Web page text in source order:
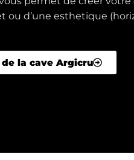
ou d’une esthetique
la cave Argicru